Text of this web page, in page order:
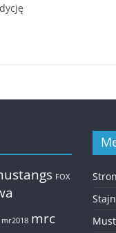
FOX
mr2018 mrc